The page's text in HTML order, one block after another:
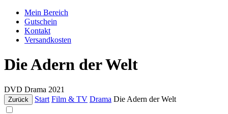
Mein Bereich
Gutschein
Kontakt
Versandkosten
Die Adern der Welt
DVD Drama 2021
Zurück Start Film & TV Drama Die Adern der Welt